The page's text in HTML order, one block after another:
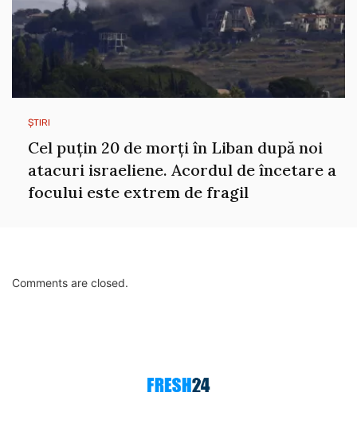
ȘTIRI
Cel puțin 20 de morți în Liban după noi
atacuri israeliene. Acordul de încetare a
focului este extrem de fragil
Comments are closed.